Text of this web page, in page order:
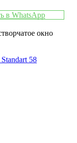
в WhatsApp
окно
58